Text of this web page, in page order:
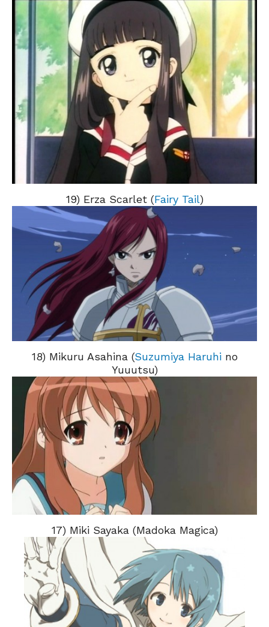
19) Erza Scarlet (Fairy Tail)
18) Mikuru Asahina (Suzumiya Haruhino
Yuuutsu)
17) Miki Sayaka (Madoka Magica)